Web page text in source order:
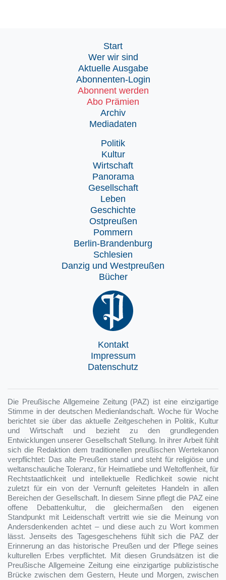
Start
Wer wir sind
Aktuelle Ausgabe
Abonnenten-Login
Abonnent werden
Abo Prämien
Archiv
Mediadaten
Politik
Kultur
Wirtschaft
Panorama
Gesellschaft
Leben
Geschichte
Ostpreußen
Pommern
Berlin-Brandenburg
Schlesien
Danzig und Westpreußen
Bücher
Kontakt
Impressum
Datenschutz
Die Preußische Allgemeine Zeitung (PAZ) ist eine einzigartige
Stimme in der deutschen Medienlandschaft. Woche für Woche
berichtet sie über das aktuelle Zeitgeschehen in Politik, Kultur
und Wirtschaft und bezieht zu den grundlegenden
Entwicklungen unserer Gesellschaft Stellung. In ihrer Arbeit fühlt
sich die Redaktion dem traditionellen preußischen Wertekanon
verpflichtet: Das alte Preußen stand und steht für religiöse und
weltanschauliche Toleranz, für Heimatliebe und Weltoffenheit, für
Rechtstaatlichkeit und intellektuelle Redlichkeit sowie nicht
zuletzt für ein von der Vernunft geleitetes Handeln in allen
Bereichen der Gesellschaft. In diesem Sinne pflegt die PAZ eine
offene Debattenkultur, die gleichermaßen den eigenen
Standpunkt mit Leidenschaft vertritt wie sie die Meinung von
Andersdenkenden achtet – und diese auch zu Wort kommen
lässt. Jenseits des Tagesgeschehens fühlt sich die PAZ der
Erinnerung an das historische Preußen und der Pflege seines
kulturellen Erbes verpflichtet. Mit diesen Grundsätzen ist die
Preußische Allgemeine Zeitung eine einzigartige publizistische
Brücke zwischen dem Gestern, Heute und Morgen, zwischen